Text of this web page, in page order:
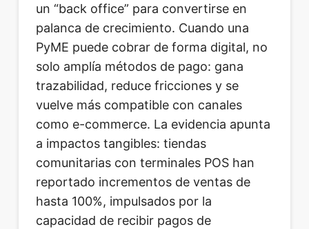
un “back office” para convertirse en
palanca de crecimiento. Cuando una
PyME puede cobrar de forma digital, no
solo amplía métodos de pago: gana
trazabilidad, reduce fricciones y se
vuelve más compatible con canales
como e-commerce. La evidencia apunta
a impactos tangibles: tiendas
comunitarias con terminales POS han
reportado incrementos de ventas de
hasta 100%, impulsados por la
capacidad de recibir pagos de